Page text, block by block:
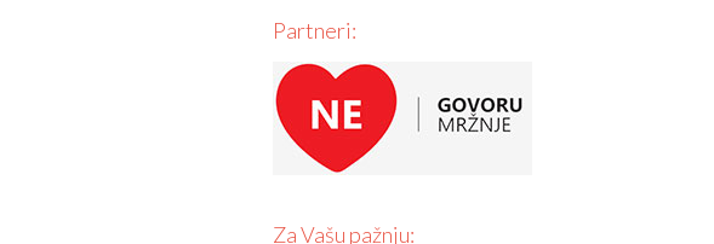
Partneri:
Za Vašu pažnju: